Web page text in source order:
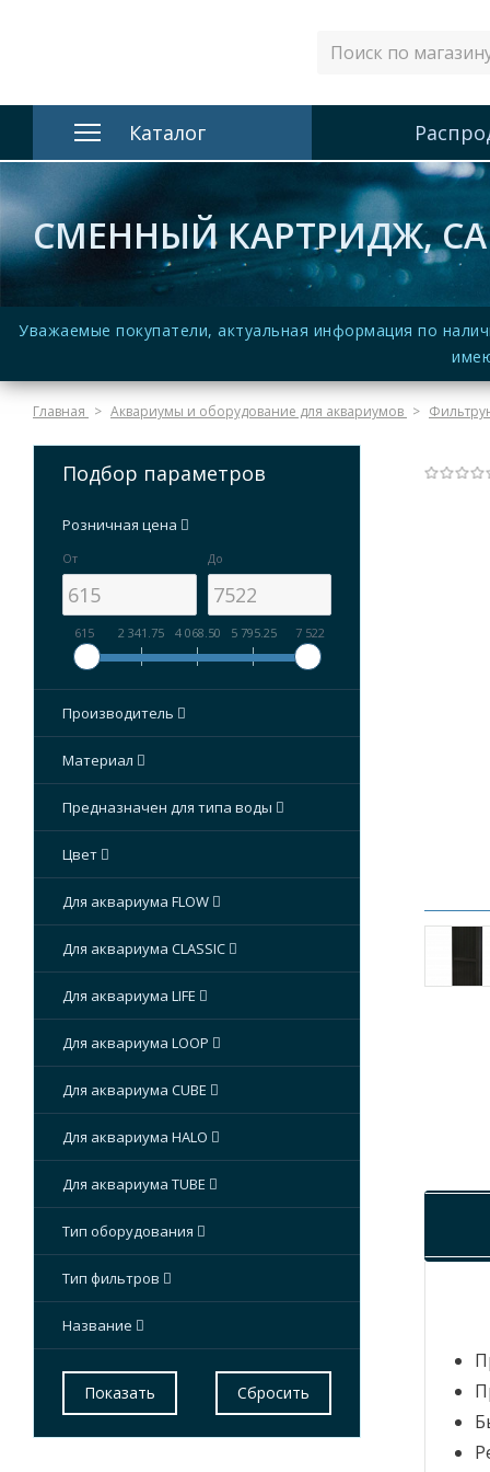
Каталог
СМЕННЫЙ КАРТРИДЖ,
Уважаемые покупатели, актуальная информация по
Главная Аквариумы и оборудование для аквариумов
Подбор параметров
Розничная цена
От До
615 2 341.75 4 068.50 5 795.25 7 522
Производитель
Материал
Предназначен для типа воды
Цвет
Для аквариума FLOW
Для аквариума CLASSIC
Для аквариума LIFE
Для аквариума LOOP
Для аквариума CUBE
Для аквариума HALO
Для аквариума TUBE
Тип оборудования
Тип фильтров
Название